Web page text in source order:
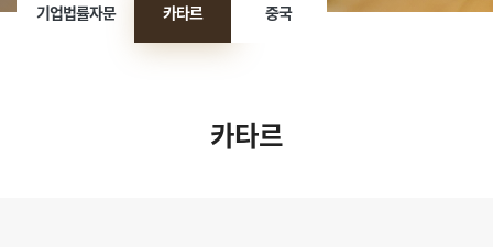
기업법률자문 카타르 중국
카타르